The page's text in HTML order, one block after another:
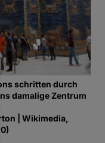
schritten durch
damalige Zentrum
| Wikimedia,